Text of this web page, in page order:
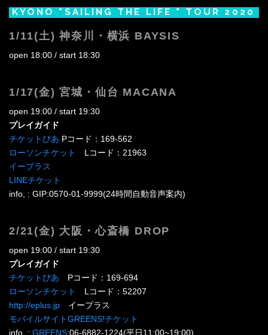
KYONO "SAILING THE LIFE " TOUR 2020
1/11(土) 神奈川・横浜 BAYSIS
open 18:00 / start 18:30
1/17(金) 宮城・仙台 MACANA
open 19:00 / start 19:30
プレイガイド
チケットぴあ Pコード：169-562
ローソンチケット
Lコード：21963
イープラス
LINEチケット
info, : GIP:0570-01-9999(24時間自動音声案内)
2/21(金) 大阪・心斎橋 DROP
open 19:00 / start 19:30
プレイガイド
チケットぴあ Pコード：169-694
ローソンチケット
Lコード：52207
http://eplus.jp イープラス
モバイルサイトGREENS!チケット
info, : GREENS:06-6882-1224(平日11:00~19:00)